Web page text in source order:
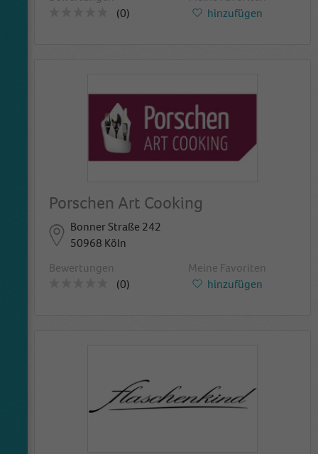
(0)
hinzufügen
Porschen Art Cooking
Bonner Straße 242
50968 Köln
Bewertungen
(0)
Meine Favoriten
hinzufügen